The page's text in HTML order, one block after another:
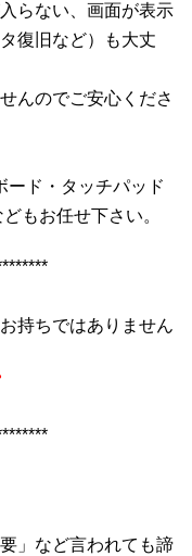
らない、画面が表示
復旧など）も大丈
んのでご安心くださ
ード・タッチパッド
もお任せ下さい。
持ちではありません
」など言われても諦